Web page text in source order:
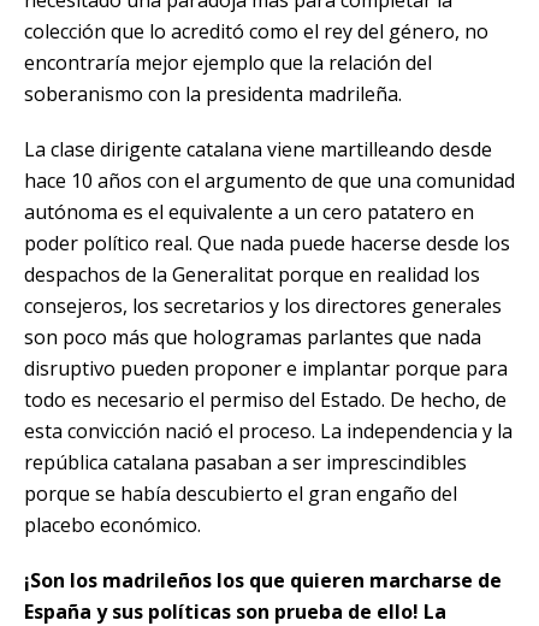
colección que lo acreditó como el rey del género, no
encontraría mejor ejemplo que la relación del
soberanismo con la presidenta madrileña.
La clase dirigente catalana viene martilleando desde
hace 10 años con el argumento de que una comunidad
autónoma es el equivalente a un cero patatero en
poder político real. Que nada puede hacerse desde los
despachos de la Generalitat porque en realidad los
consejeros, los secretarios y los directores generales
son poco más que hologramas parlantes que nada
disruptivo pueden proponer e implantar porque para
todo es necesario el permiso del Estado. De hecho, de
esta convicción nació el proceso. La independencia y la
república catalana pasaban a ser imprescindibles
porque se había descubierto el gran engaño del
placebo económico.
¡Son los madrileños los que quieren marcharse de
España y sus políticas son prueba de ello! La